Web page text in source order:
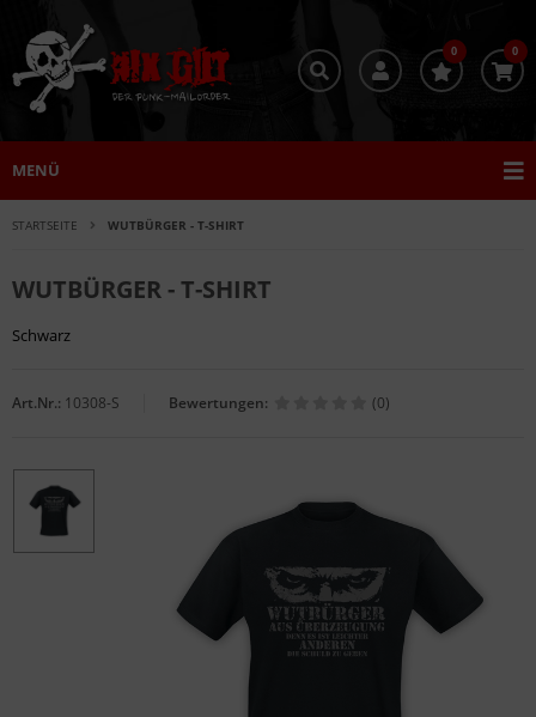
0 0
MENÜ
STARTSEITE WUTBÜRGER - T-SHIRT
WUTBÜRGER - T-SHIRT
Schwarz
Art.Nr.: 10308-S Bewertungen: (0)